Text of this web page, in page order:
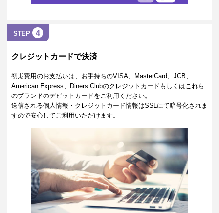
STEP 4
クレジットカードで決済
初期費用のお支払いは、お手持ちのVISA、MasterCard、JCB、
American Express、Diners Clubのクレジットカードもしくはこれら
のブランドのデビットカードをご利用ください。
送信される個人情報・クレジットカード情報はSSLにて暗号化されま
すので安心してご利用いただけます。